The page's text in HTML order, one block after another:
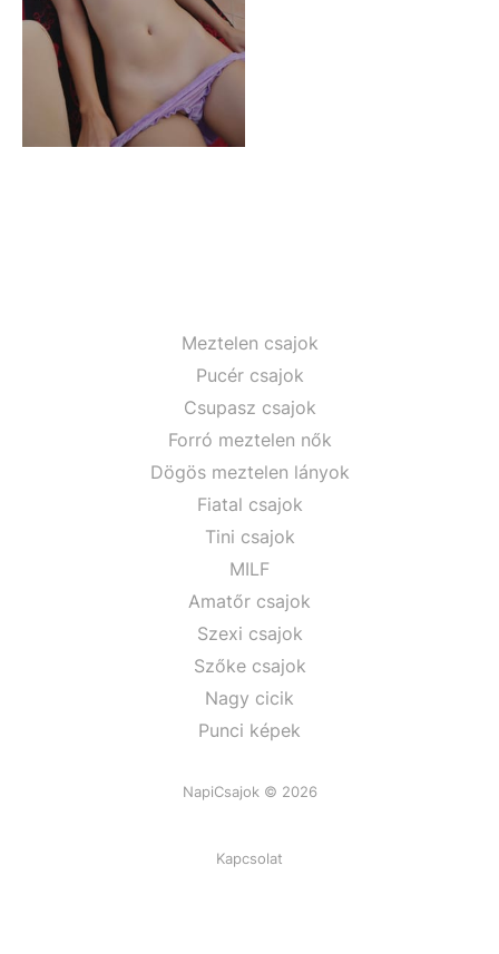
Meztelen csajok
Pucér csajok
Csupasz csajok
Forró meztelen nők
Dögös meztelen lányok
Fiatal csajok
Tini csajok
MILF
Amatőr csajok
Szexi csajok
Szőke csajok
Nagy cicik
Punci képek
NapiCsajok © 2026
Kapcsolat